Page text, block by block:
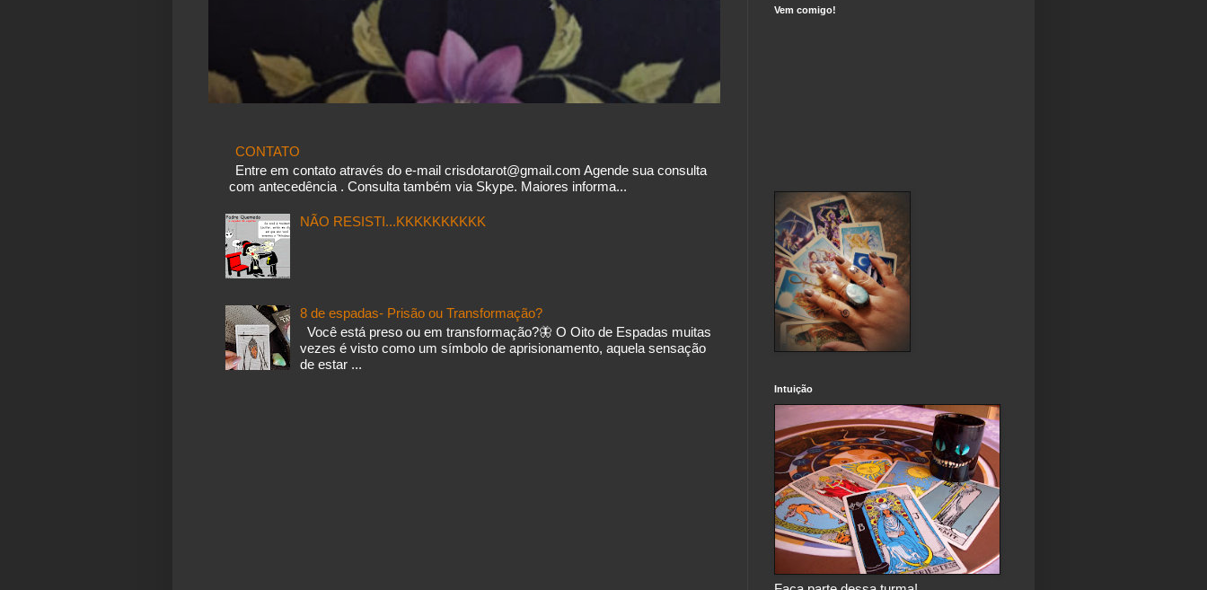
CONTATO
Entre em contato através do e-mail crisdotarot@gmail.com Agende sua consulta
com antecedência . Consulta também via Skype. Maiores informa...
NÃO RESISTI...KKKKKKKKKK
8 de espadas- Prisão ou Transformação?
Você está preso ou em transformação?🦋 O Oito de Espadas muitas
vezes é visto como um símbolo de aprisionamento, aquela sensação
de estar ...
Vem comigo!
Intuição